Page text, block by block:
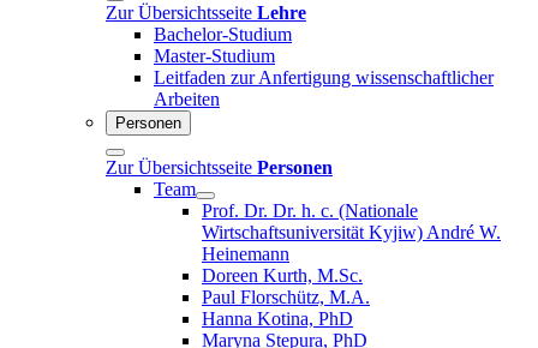
Zur Übersichtsseite Lehre
Bachelor-Studium
Master-Studium
Leitfaden zur Anfertigung wissenschaftlicher
Arbeiten
Personen
Zur Übersichtsseite Personen
Team
Prof. Dr. Dr. h. c. (Nationale
Wirtschaftsuniversität Kyjiw) André W.
Heinemann
Doreen Kurth, M.Sc.
Paul Florschütz, M.A.
Hanna Kotina, PhD
Maryna Stepura, PhD